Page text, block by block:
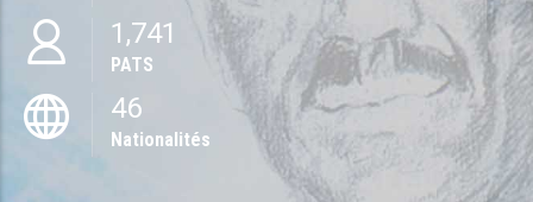
1,741
PATS
46
Nationalités